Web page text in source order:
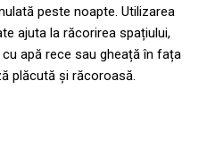
peste noapte. Utilizarea
ajuta la răcorirea spațiului,
apă rece sau gheață în fața
plăcută și răcoroasă.